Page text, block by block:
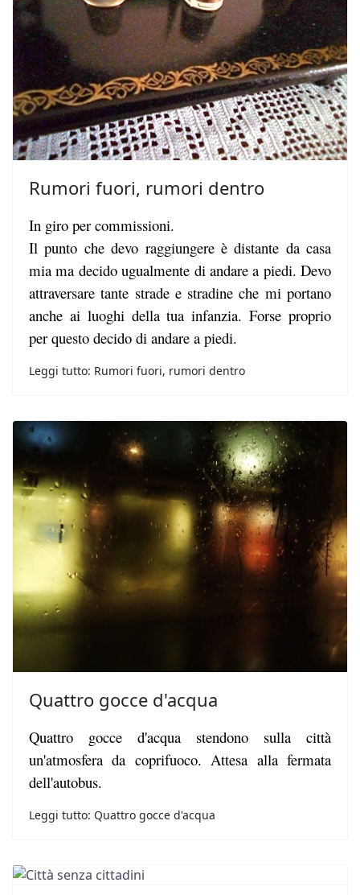
Rumori fuori, rumori dentro
In giro per commissioni.
Il punto che devo raggiungere è distante da casa
mia ma decido ugualmente di andare a piedi. Devo
attraversare tante strade e stradine che mi portano
anche ai luoghi della tua infanzia. Forse proprio
per questo decido di andare a piedi.
Leggi tutto: Rumori fuori, rumori dentro
Quattro gocce d'acqua
Quattro gocce d'acqua stendono sulla città
un'atmosfera da coprifuoco. Attesa alla fermata
dell'autobus.
Leggi tutto: Quattro gocce d'acqua